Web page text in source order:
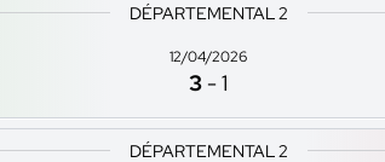
DÉPARTEMENTAL 2
12/04/2026
3 -1
DÉPARTEMENTAL 2